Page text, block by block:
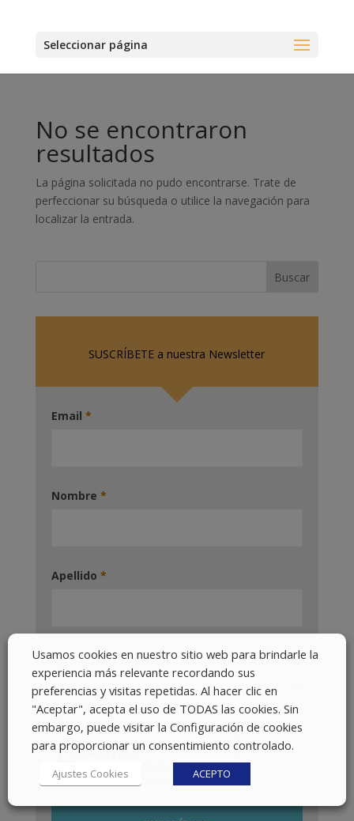
Seleccionar página
No se encontraron
resultados
La página solicitada no pudo encontrarse. Trate de
perfeccionar su búsqueda o utilice la navegación para
localizar la entrada.
SUSCRÍBETE a nuestra Newsletter
Email *
Nombre *
Apellido *
Pais *
Usamos cookies en nuestro sitio web para brindarle la
experiencia más relevante recordando sus
preferencias y visitas repetidas. Al hacer clic en
"Aceptar", acepta el uso de TODAS las cookies. Sin
embargo, puede visitar la Configuración de cookies
para proporcionar un consentimiento controlado.
Ajustes Cookies ACEPTO